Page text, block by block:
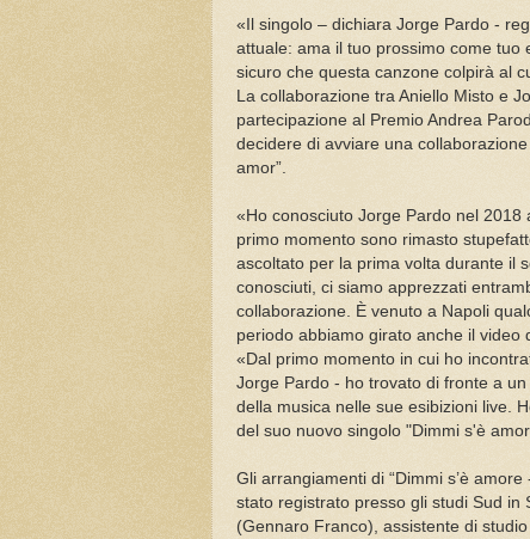
«Il singolo – dichiara Jorge Pardo -
attuale: ama il tuo prossimo come tuo
sicuro che questa canzone colpirà al
La collaborazione tra Aniello Misto e
partecipazione al Premio Andrea
decidere di avviare una
amor”.
«Ho conosciuto Jorge Pardo nel 2018
primo momento sono rimasto
ascoltato per la prima volta durante il
conosciuti, ci siamo apprezzati
collaborazione. È venuto a Napoli
periodo abbiamo girato anche il video
«Dal primo momento in cui ho
Jorge Pardo - ho trovato di fronte a
della musica nelle sue esibizioni live.
del suo nuovo singolo "Dimmi s'è
Gli arrangiamenti di “Dimmi s’è
stato registrato presso gli studi Sud in
(Gennaro Franco), assistente di